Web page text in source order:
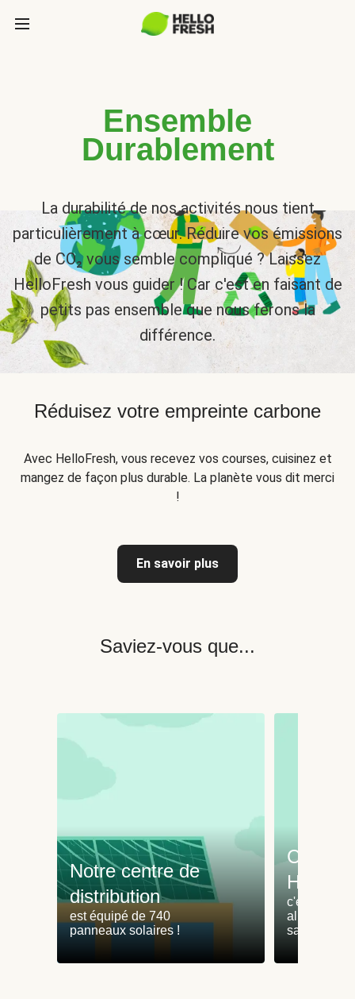
Ensemble
Durablement
La durabilité de nos activités nous tient
particulièrement à cœur. Réduire vos émissions
de CO₂ vous semble compliqué ? Laissez
HelloFresh vous guider ! Car c'est en faisant de
petits pas ensemble que nous ferons la
différence.
Réduisez votre empreinte carbone
Avec HelloFresh, vous recevez vos courses, cuisinez et
mangez de façon plus durable. La planète vous dit merci
!
En savoir plus
Saviez-vous que...
Notre centre de
distribution
est équipé de 740
panneaux solaires !
c'est -38%
sans